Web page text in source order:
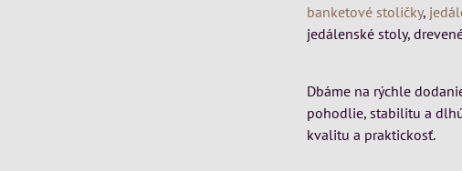
banketové stoličky,
jedálenské stoly,
Dbáme na rýchle
pohodlie, stabilitu a
kvalitu a praktickosť.